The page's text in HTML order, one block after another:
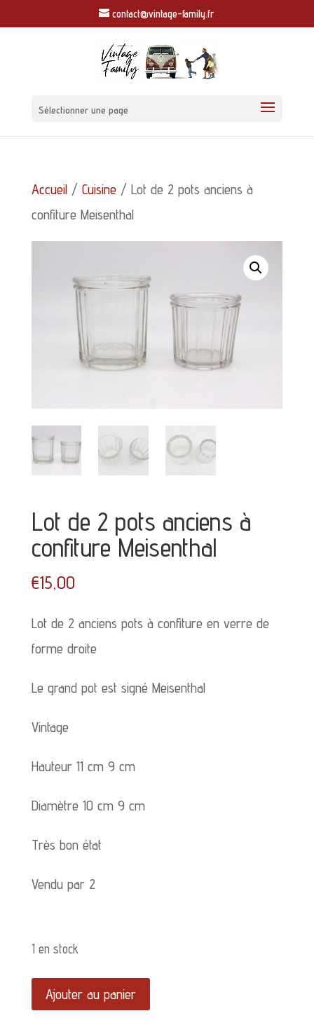
contact@vintage-family.fr
Sélectionner une page
Accueil/ Cuisine/ Lot de 2 pots anciens à
confiture Meisenthal
Lot de 2 pots anciens à
confiture Meisenthal
€15,00
Lot de 2 anciens pots à confiture en verre de
forme droite
Le grand pot est signé Meisenthal
Vintage
Hauteur 11 cm 9 cm
Diamètre 10 cm 9 cm
Très bon état
Vendu par 2
1 en stock
quantité
de
Ajouter au panier